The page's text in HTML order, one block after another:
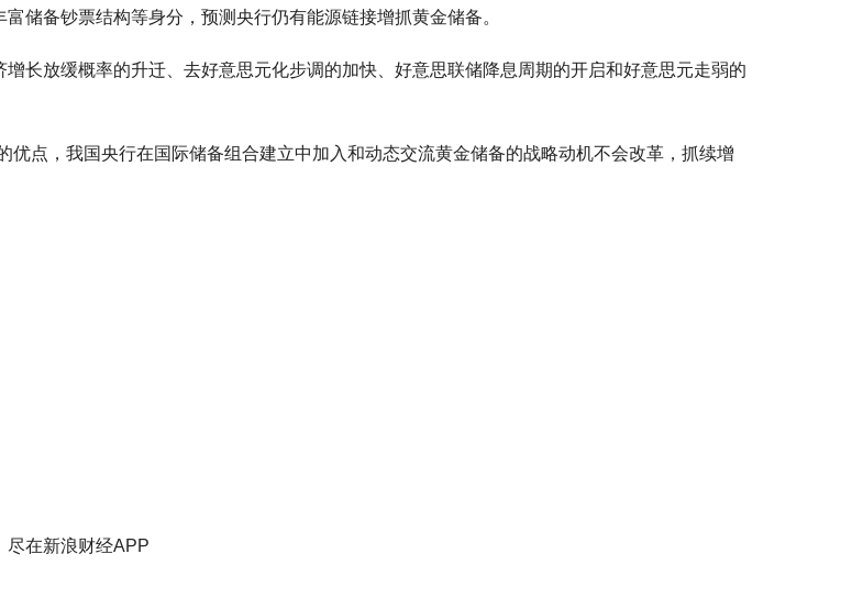
备钞票结构等身分，预测央行仍有能源链接增抓黄金储备。
放缓概率的升迁、去好意思元化步调的加快、好意思联储降息周期的开启和好意思元走弱的
点，我国央行在国际储备组合建立中加入和动态交流黄金储备的战略动机不会改革，抓续增
尽在新浪财经APP